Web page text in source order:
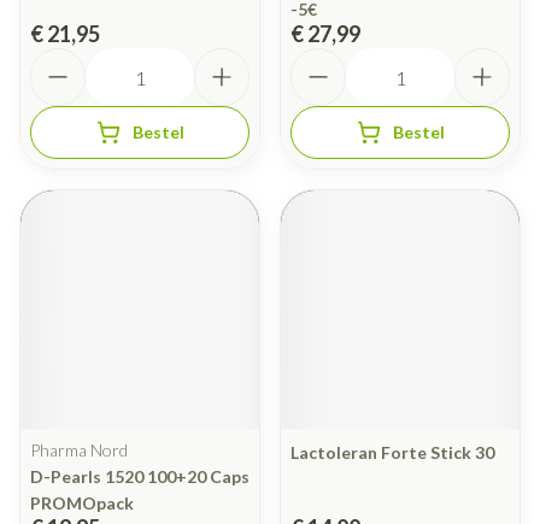
€ 21,95
Bestel
-5€
€ 27,99
Bestel
Pharma Nord
D-Pearls 1520 100+20 Caps
PROMOpack
Lactoleran Forte Stick 30